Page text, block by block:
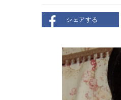
シェアする